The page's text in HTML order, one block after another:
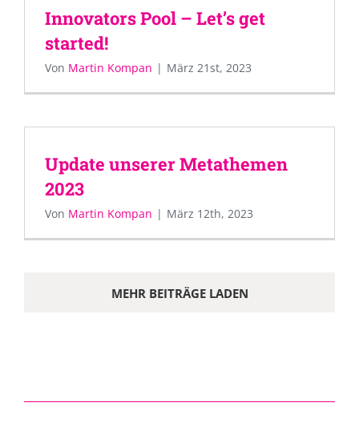
Innovators Pool – Let’s get
started!
Von Martin Kompan | März 21st, 2023
Update unserer Metathemen
2023
Von Martin Kompan | März 12th, 2023
MEHR BEITRÄGE LADEN